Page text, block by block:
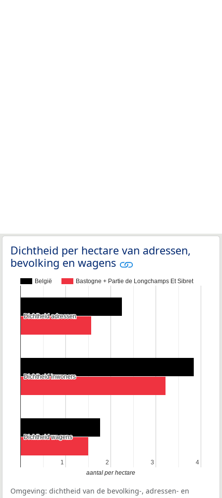
Dichtheid per hectare van adressen,
bevolking en wagens
België Bastogne + Partie de Longchamps Et Sibret
1
1 2
2 3
3 4
4
Dichtheid adressen
Dichtheid adressen
Dichtheid inwoners
Dichtheid inwoners
Dichtheid wagens
Dichtheid wagens
aantal per hectare
Omgeving: dichtheid van de bevolking-, adressen- en